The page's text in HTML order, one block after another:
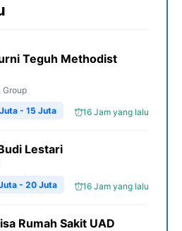
Teguh Methodist
Group
16 Jam yang lalu
- 15 Juta
Lestari
16 Jam yang lalu
- 20 Juta
Rumah Sakit UAD